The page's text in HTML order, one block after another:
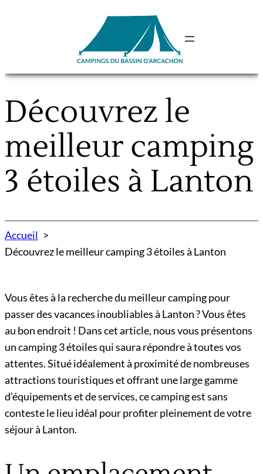
Découvrez le
meilleur camping
3 étoiles à Lanton
Accueil
Découvrez le meilleur camping 3 étoiles à Lanton
Vous êtes à la recherche du meilleur camping pour
passer des vacances inoubliables à Lanton ? Vous êtes
au bon endroit ! Dans cet article, nous vous présentons
un camping 3 étoiles qui saura répondre à toutes vos
attentes. Situé idéalement à proximité de nombreuses
attractions touristiques et offrant une large gamme
d’équipements et de services, ce camping est sans
conteste le lieu idéal pour profiter pleinement de votre
séjour à Lanton.